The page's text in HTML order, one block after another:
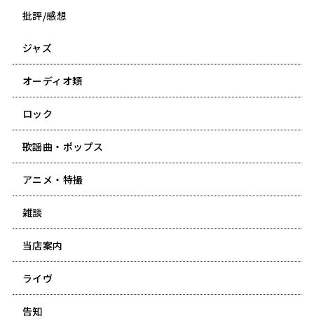
批評/感想
ジャズ
オーディオ類
ロック
歌謡曲・ポップス
アニメ・特撮
雑談
当店案内
ライヴ
告知